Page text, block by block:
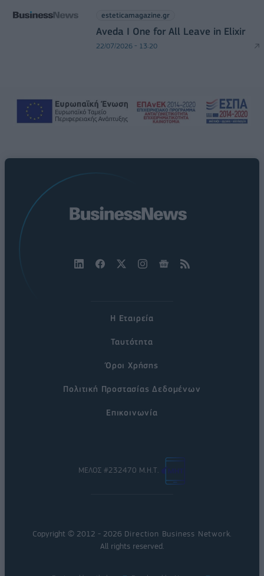
esteticamagazine.gr
Aveda I One for All Leave in Elixir
22/07/2026 - 13:20
Η Εταιρεία
Ταυτότητα
Όροι Χρήσης
Πολιτική Προστασίας Δεδομένων
Επικοινωνία
ΜΕΛΟΣ #232470 Μ.Η.Τ.
Copyright © 2012 - 2026 Direction Business Network.
All rights reserved.